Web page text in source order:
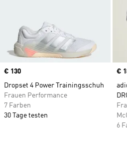
Price
€ 130
Dropset 4 Power Trainingsschuh
Frauen Performance
7 Farben
30 Tage testen
€
6